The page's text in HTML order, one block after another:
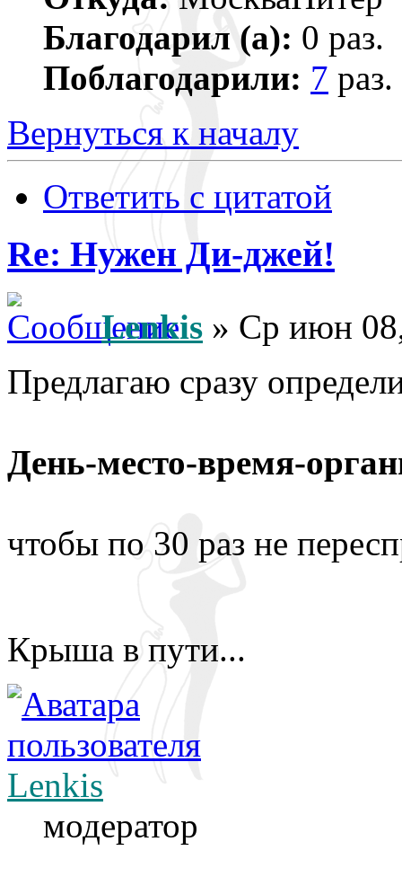
Благодарил (а): 0 раз.
Поблагодарили: 7 раз.
Вернуться к началу
Ответить с цитатой
Re: Нужен Ди-джей!
Lenkis » Ср июн
Предлагаю сразу
День-место-время-
чтобы по 30 раз не
Крыша в пути...
Lenkis
модератор